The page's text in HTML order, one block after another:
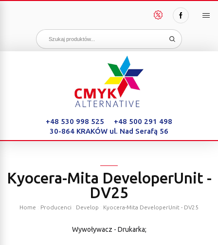
PAKIETY
OSZCZĘDNOŚCI
+48 530 998 525
+48 500 291 498
30-864 KRAKÓW ul. Nad Serafą 56
Kyocera-Mita DeveloperUnit -
DV25
Home Producenci Develop Kyocera-Mita DeveloperUnit - DV25
Wywoływacz - Drukarka;